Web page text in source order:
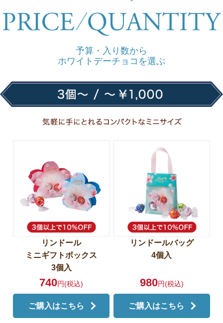
予算・入り数から
ホワイトデーチョコを選ぶ
リンドール
ミニギフトボックス
3個入
740円(税込)
ご購入はこちら
リンドールバッグ
4個入
980円(税込)
ご購入はこちら